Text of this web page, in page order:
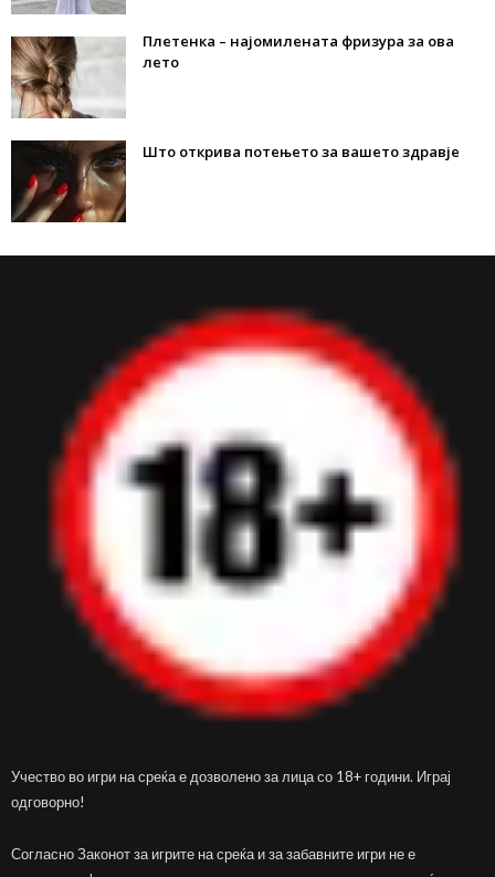
Плетенка – најомилената фризура за ова
лето
Што открива потењето за вашето здравје
Учество во игри на среќа е дозволено за лица со 18+ години. Играј
одговорно!
Согласно Законот за игрите на среќа и за забавните игри не е